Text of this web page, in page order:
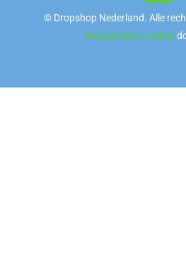
© Dropshop Nederland. Alle
Website laten maken